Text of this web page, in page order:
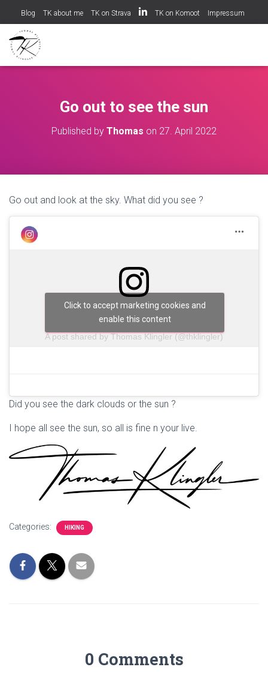
Blog TK about me TK on Strava TK on Komoot Impressum
Go out to see the sun
Published by Thomas on 27. April 2022
Go out and look at the sky. What did you see ?
A post shared by Thomas Klingler (@thklingler)
Click to accept marketing cookies and
enable this content
Did you see the dark clouds or the sun ?
I hope all see the sun, so all is fine n your live.
Categories: HIKING
0 Comments